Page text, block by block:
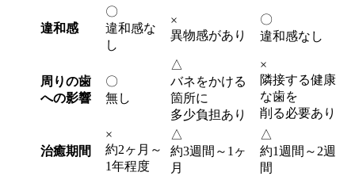
違和感
〇
違和感な
し
×
異物感があり
〇
違和感なし
周りの歯
への影響
〇
無し
△
バネをかける
箇所に
多少負担あり
×
隣接する健康
な歯を
削る必要あり
治癒期間
×
約2ヶ月～
1年程度
△
約3週間～1ヶ
月
△
約1週間～2週
間